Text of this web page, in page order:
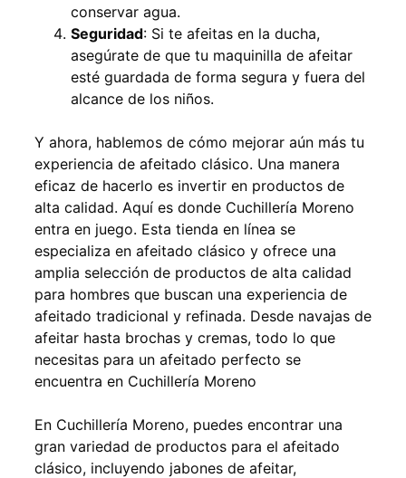
conservar agua.
Seguridad: Si te afeitas en la ducha,
asegúrate de que tu maquinilla de afeitar
esté guardada de forma segura y fuera del
alcance de los niños.
Y ahora, hablemos de cómo mejorar aún más tu
experiencia de afeitado clásico. Una manera
eficaz de hacerlo es invertir en productos de
alta calidad. Aquí es donde Cuchillería Moreno
entra en juego. Esta tienda en línea se
especializa en afeitado clásico y ofrece una
amplia selección de productos de alta calidad
para hombres que buscan una experiencia de
afeitado tradicional y refinada. Desde navajas de
afeitar hasta brochas y cremas, todo lo que
necesitas para un afeitado perfecto se
encuentra en Cuchillería Moreno
En Cuchillería Moreno, puedes encontrar una
gran variedad de productos para el afeitado
clásico, incluyendo jabones de afeitar,